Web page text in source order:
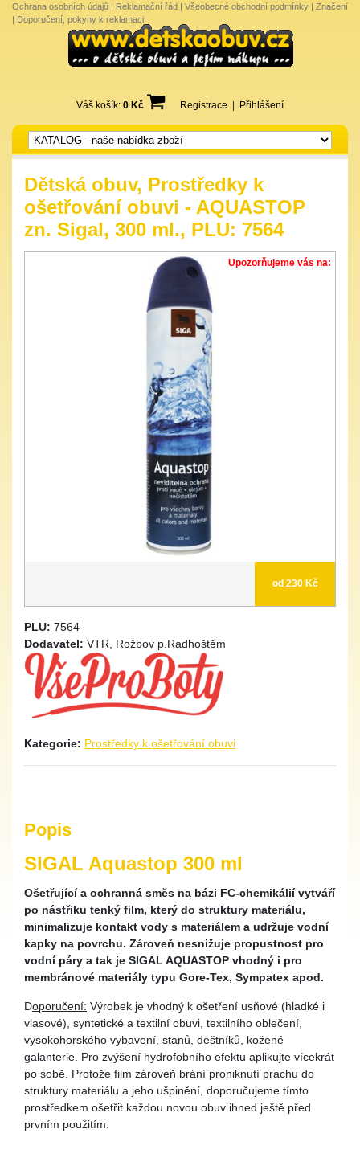
Ochrana osobních údajů | Reklamační řád | Všeobecné obchodní podmínky | Značení
| Doporučení, pokyny k reklamaci
Váš košík: 0 Kč Registrace Přihlášení
Dětská obuv, Prostředky k
ošetřování obuvi - AQUASTOP
zn. Sigal, 300 ml., PLU: 7564
Upozorňujeme vás na:
od 230 Kč
PLU: 7564
Dodavatel: VTR, Rožbov p.Radhoštěm
Kategorie: Prostředky k ošetřování obuvi
Popis
SIGAL Aquastop 300 ml
Ošetřující a ochranná směs na bázi FC-chemikálií vytváří
po nástřiku tenký film, který do struktury materiálu,
minimalizuje kontakt vody s materiálem a udržuje vodní
kapky na povrchu. Zároveň nesnižuje propustnost pro
vodní páry a tak je SIGAL AQUASTOP vhodný i pro
membránové materiály typu Gore-Tex, Sympatex apod.
Doporučení: Výrobek je vhodný k ošetření usňové (hladké i
vlasové), syntetické a textilní obuvi, textilního oblečení,
vysokohorského vybavení, stanů, deštníků, kožené
galanterie. Pro zvýšení hydrofobního efektu aplikujte vícekrát
po sobě. Protože film zároveň brání proniknutí prachu do
struktury materiálu a jeho ušpinění, doporučujeme tímto
prostředkem ošetřit každou novou obuv ihned ještě před
prvním použitím.